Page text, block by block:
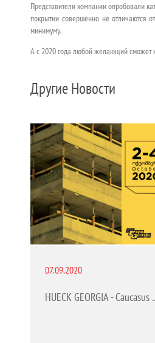
Представители компании опробовали
покрытии совершенно не отличаются
минимуму.
А с 2020 года любой желающий сможет
Другие Новости
07.09.2020
HUECK GEORGIA